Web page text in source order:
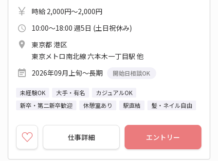
時給 2,000円～2,000円
10:00～18:00 週5日 (土日祝休み)
東京都 港区
東京メトロ南北線 六本木一丁目駅 他
2026年09月上旬～長期
開始日相談OK
未経験OK 大手・有名
カジュアルOK
新卒・第二新卒歓迎
休憩室あり 駅直結 髪・ネイル自由
仕事詳細 エントリー